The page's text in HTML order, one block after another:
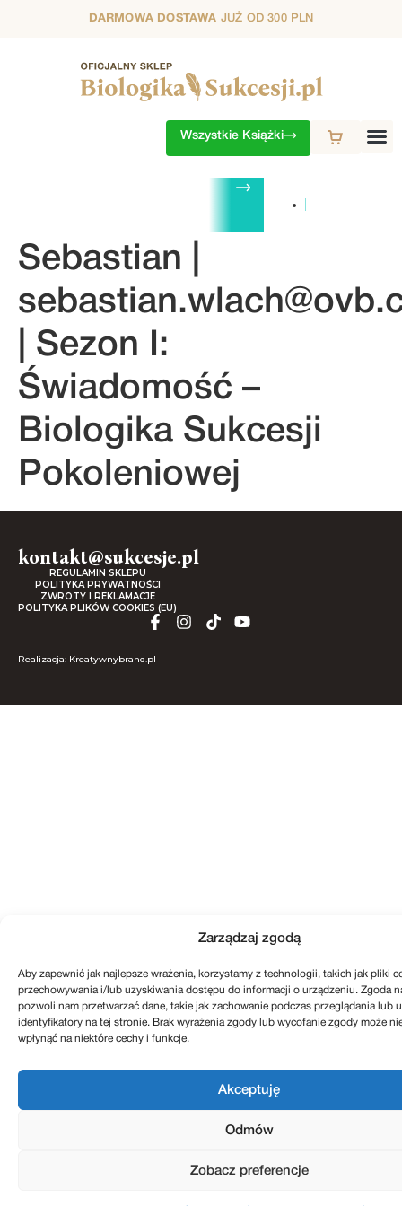
Zarządzaj zgodą
Aby zapewnić jak najlepsze wrażenia, korzystamy z technologii, takich jak pliki
przechowywania i/lub uzyskiwania dostępu do informacji o urządzeniu. Zgoda
pozwoli nam przetwarzać dane, takie jak zachowanie podczas przeglądania lub
identyfikatory na tej stronie. Brak wyrażenia zgody lub wycofanie zgody może
wpłynąć na niektóre cechy i funkcje.
Akceptuję
Odmów
Zobacz preferencje
DARMOWA DOSTAWA JUŻ OD 300 PLN
Wszystkie Książki
4. SEZON
Sebastian |
| Sezon I:
Świadomość –
Biologika Sukcesji
Pokoleniowej
kontakt@sukcesje.pl
REGULAMIN SKLEPU
POLITYKA PRYWATNOŚCI
ZWROTY I REKLAMACJE
POLITYKA PLIKÓW COOKIES (EU)
Realizacja: Kreatywnybrand.pl